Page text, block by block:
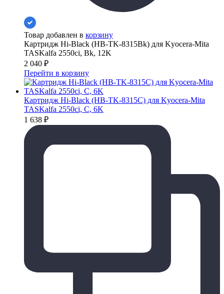
Товар добавлен в корзину
Картридж Hi-Black (HB-TK-8315Bk) для Kyocera-Mita
TASKalfa 2550ci, Bk, 12K
2 040 ₽
Перейти в корзину
Картридж Hi-Black (HB-TK-8315C) для Kyocera-Mita
TASKalfa 2550ci, C, 6K
1 638 ₽